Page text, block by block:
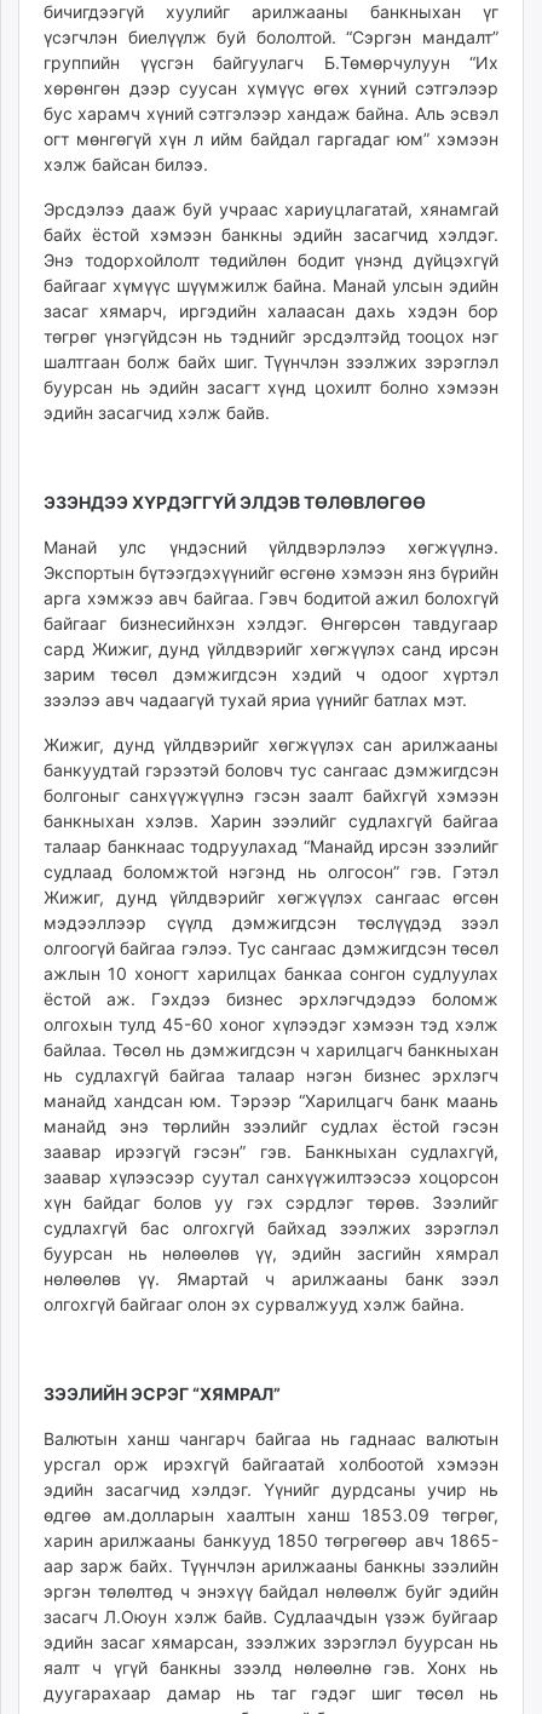
asu.mn
shudarga.mn
shuurhai.mn
unuudur.mn
isee.mn
mglradio.com
fact.mn
itoim.mn
tumen.mn
shuum.mn
times.mn
tvmongolia.mn
mass.mn
unegui.mn
tac.mn
unread.today
бичигдээгүй хуулийг арилжааны банкныхан үг
үсэгчлэн биелүүлж буй бололтой. “Сэргэн мандалт”
группийн үүсгэн байгуулагч Б.Төмөрчулуун “Их
хөрөнгөн дээр суусан хүмүүс өгөх хүний сэтгэлээр
бус харамч хүний сэтгэлээр хандаж байна. Аль эсвэл
огт мөнгөгүй хүн л ийм байдал гаргадаг юм” хэмээн
хэлж байсан билээ.
Эрсдэлээ дааж буй учраас хариуцлагатай, хянамгай
байх ёстой хэмээн банкны эдийн засагчид хэлдэг.
Энэ тодорхойлолт төдийлөн бодит үнэнд дүйцэхгүй
байгааг хүмүүс шүүмжилж байна. Манай улсын эдийн
засаг хямарч, иргэдийн халаасан дахь хэдэн бор
төгрөг үнэгүйдсэн нь тэднийг эрсдэлтэйд тооцох нэг
шалтгаан болж байх шиг. Түүнчлэн зээлжих зэрэглэл
буурсан нь эдийн засагт хүнд цохилт болно хэмээн
эдийн засагчид хэлж байв.
ЭЗЭНДЭЭ ХҮРДЭГГҮЙ ЭЛДЭВ ТӨЛӨВЛӨГӨӨ
Манай улс үндэсний үйлдвэрлэлээ хөгжүүлнэ.
Экспортын бүтээгдэхүүнийг өсгөнө хэмээн янз бүрийн
арга хэмжээ авч байгаа. Гэвч бодитой ажил болохгүй
байгааг бизнесийнхэн хэлдэг. Өнгөрсөн тавдугаар
сард Жижиг, дунд үйлдвэрийг хөгжүүлэх санд ирсэн
зарим төсөл дэмжигдсэн хэдий ч одоог хүртэл
зээлээ авч чадаагүй тухай яриа үүнийг батлах мэт.
Жижиг, дунд үйлдвэ­рийг хөгжүүлэх сан арилжааны
банкуудтай гэрээтэй боловч тус сангаас дэмжигдсэн
болгоныг санхүүжүүлнэ гэсэн заалт байхгүй хэмээн
банкныхан хэлэв. Харин зээлийг судлахгүй байгаа
талаар банкнаас тодруулахад “Манайд ирсэн зээлийг
судлаад боломжтой нэгэнд нь олгосон” гэв. Гэтэл
Жижиг, дунд үйлдвэрийг хөгжүүлэх сангаас өгсөн
мэдээллээр сүүлд дэмжигдсэн төслүүдэд зээл
олгоогүй байгаа гэлээ. Тус сангаас дэмжигдсэн төсөл
ажлын 10 хоногт харилцах банкаа сонгон судлуулах
ёстой аж. Гэхдээ биз­нес эрхлэгчдэдээ бо­ломж
олгохын тулд 45-60 хоног хүлээдэг хэмээн тэд хэлж
байлаа. Төсөл нь дэмжигдсэн ч харилцагч банкныхан
нь судлахгүй байгаа талаар нэгэн бизнес эрхлэгч
манайд хандсан юм. Тэрээр “Харилцагч банк маань
манайд энэ төрлийн зээлийг судлах ёстой гэсэн
заавар ирээгүй гэсэн” гэв. Банкныхан судлахгүй,
заавар хүлээсээр суутал санхүүжилтээсээ хоцорсон
хүн байдаг бо­лов уу гэх сэрдлэг тө­рөв. Зээлийг
судлахгүй бас олгохгүй байхад зээл­жих зэрэглэл
буур­сан нь нөлөөлөв үү, эдийн засгийн хямрал
нөлөөлөв үү. Ямартай ч арилжааны банк зээл
олгохгүй байгааг олон эх сурвалжууд хэлж байна.
ЗЭЭЛИЙН ЭСРЭГ “ХЯМРАЛ”
Валютын ханш чангарч байгаа нь гаднаас валютын
урсгал орж ирэхгүй байгаатай холбоотой хэмээн
эдийн засагчид хэлдэг. Үүнийг дурдсаны учир нь
өдгөө ам.долларын хаалтын ханш 1853.09 төгрөг,
харин арилжааны банкууд 1850 төгрөгөөр авч 1865-
аар зарж байх. Түүнчлэн арилжааны банкны зээлийн
эргэн төлөлтөд ч энэхүү байдал нөлөөлж буйг эдийн
засагч Л.Оюун хэлж байв. Судлаачдын үзэж буйгаар
эдийн засаг хямарсан, зээлжих зэрэглэл буурсан нь
яалт ч үгүй банкны зээлд нөлөөлнө гэв. Хонх нь
дуугарахаар дамар нь таг гэдэг шиг төсөл нь